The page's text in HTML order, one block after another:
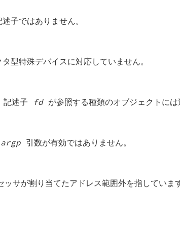
子ではありません。
型特殊デバイスに対応していません。
記述子
fdが参照する種類のオブジェクトには
argp 引数が有効ではありません。
ッサが割り当てたアドレス範囲外を指しています